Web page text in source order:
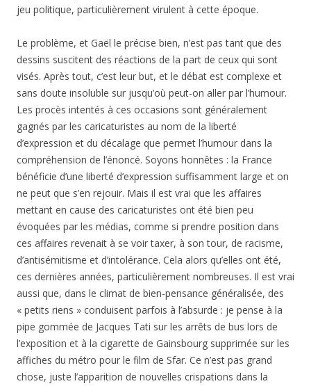
jeu politique, particulièrement virulent à cette époque.
Le problème, et Gaël le précise bien, n’est pas tant que des
dessins suscitent des réactions de la part de ceux qui sont
visés. Après tout, c’est leur but, et le débat est complexe et
sans doute insoluble sur jusqu’où peut-on aller par l’humour.
Les procès intentés à ces occasions sont généralement
gagnés par les caricaturistes au nom de la liberté
d’expression et du décalage que permet l’humour dans la
compréhension de l’énoncé. Soyons honnêtes : la France
bénéficie d’une liberté d’expression suffisamment large et on
ne peut que s’en rejouir. Mais il est vrai que les affaires
mettant en cause des caricaturistes ont été bien peu
évoquées par les médias, comme si prendre position dans
ces affaires revenait à se voir taxer, à son tour, de racisme,
d’antisémitisme et d’intolérance. Cela alors qu’elles ont été,
ces dernières années, particulièrement nombreuses. Il est vrai
aussi que, dans le climat de bien-pensance généralisée, des
« petits riens » conduisent parfois à l’absurde : je pense à la
pipe gommée de Jacques Tati sur les arrêts de bus lors de
l’exposition et à la cigarette de Gainsbourg supprimée sur les
affiches du métro pour le film de Sfar. Ce n’est pas grand
chose, juste l’apparition de nouvelles crispations dans la